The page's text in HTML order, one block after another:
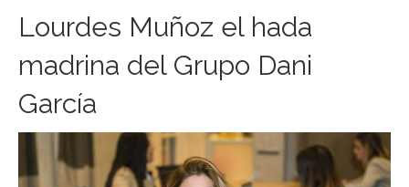
Lourdes Muñoz el hada
madrina del Grupo Dani
García